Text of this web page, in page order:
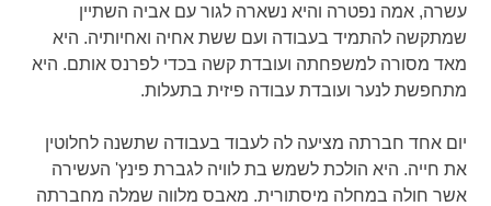
עשרה, אמה נפטרה והיא נשארה לגור עם אביה השתיין
שמתקשה להתמיד בעבודה ועם ששת אחיה ואחיותיה. היא
מאד מסורה למשפחתה ועובדת קשה בכדי לפרנס אותם. היא
מתחפשת לנער ועובדת עבודה פיזית בתעלות.
יום אחד חברתה מציעה לה לעבוד בעבודה שתשנה לחלוטין
את חייה. היא הולכת לשמש בת לוויה לגברת פינץ' העשירה
אשר חולה במחלה מיסתורית. מאבס מלווה שמלה מחברתה